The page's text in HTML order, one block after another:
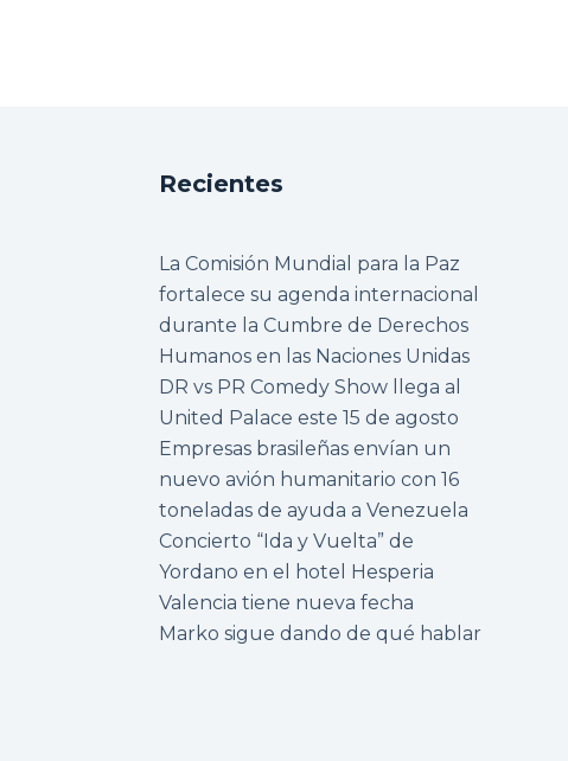
Recientes
La Comisión Mundial para la Paz
fortalece su agenda internacional
durante la Cumbre de Derechos
Humanos en las Naciones Unidas
DR vs PR Comedy Show llega al
United Palace este 15 de agosto
Empresas brasileñas envían un
nuevo avión humanitario con 16
toneladas de ayuda a Venezuela
Concierto “Ida y Vuelta” de
Yordano en el hotel Hesperia
Valencia tiene nueva fecha
Marko sigue dando de qué hablar